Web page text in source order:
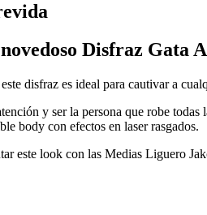
Disfraz Gata
disfraz es ideal para cautivar a
y ser la persona que robe todas
body con efectos en laser rasgados.
este look con las Medias Liguero